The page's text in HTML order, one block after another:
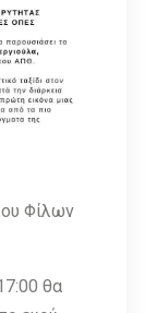
Φίλων
θα